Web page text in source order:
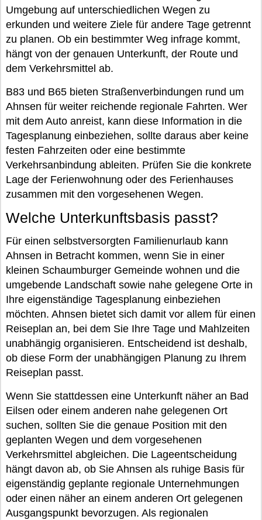
Umgebung auf unterschiedlichen Wegen zu
erkunden und weitere Ziele für andere Tage getrennt
zu planen. Ob ein bestimmter Weg infrage kommt,
hängt von der genauen Unterkunft, der Route und
dem Verkehrsmittel ab.
B83 und B65 bieten Straßenverbindungen rund um
Ahnsen für weiter reichende regionale Fahrten. Wer
mit dem Auto anreist, kann diese Information in die
Tagesplanung einbeziehen, sollte daraus aber keine
festen Fahrzeiten oder eine bestimmte
Verkehrsanbindung ableiten. Prüfen Sie die konkrete
Lage der Ferienwohnung oder des Ferienhauses
zusammen mit den vorgesehenen Wegen.
Welche Unterkunftsbasis passt?
Für einen selbstversorgten Familienurlaub kann
Ahnsen in Betracht kommen, wenn Sie in einer
kleinen Schaumburger Gemeinde wohnen und die
umgebende Landschaft sowie nahe gelegene Orte in
Ihre eigenständige Tagesplanung einbeziehen
möchten. Ahnsen bietet sich damit vor allem für einen
Reiseplan an, bei dem Sie Ihre Tage und Mahlzeiten
unabhängig organisieren. Entscheidend ist deshalb,
ob diese Form der unabhängigen Planung zu Ihrem
Reiseplan passt.
Wenn Sie stattdessen eine Unterkunft näher an Bad
Eilsen oder einem anderen nahe gelegenen Ort
suchen, sollten Sie die genaue Position mit den
geplanten Wegen und dem vorgesehenen
Verkehrsmittel abgleichen. Die Lageentscheidung
hängt davon ab, ob Sie Ahnsen als ruhige Basis für
eigenständig geplante regionale Unternehmungen
oder einen näher an einem anderen Ort gelegenen
Ausgangspunkt bevorzugen. Als regionalen